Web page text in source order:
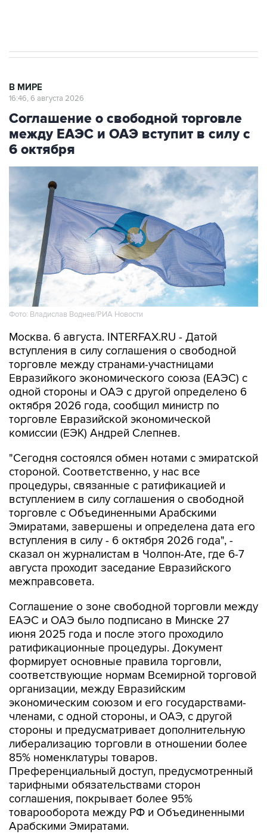
В МИРЕ
16:46, 6 августа 2026
Соглашение о свободной торговле
между ЕАЭС и ОАЭ вступит в силу с
6 октября
Фото: Владислав Воднев/РИА Новости
Москва. 6 августа. INTERFAX.RU - Датой
вступления в силу соглашения о свободной
торговле между странами-участницами
Евразийкого экономического союза (ЕАЭС) с
одной стороны и ОАЭ с другой определено 6
октября 2026 года, сообщил министр по
торговле Евразийской экономической
комиссии (ЕЭК) Андрей Слепнев.
"Сегодня состоялся обмен нотами с эмиратской
стороной. Соответственно, у нас все
процедуры, связанные с ратификацией и
вступлением в силу соглашения о свободной
торговле с Объединенными Арабскими
Эмиратами, завершены и определена дата его
вступления в силу - 6 октября 2026 года", -
сказал он журналистам в Чолпон-Ате, где 6-7
августа проходит заседание Евразийского
межправсовета.
Соглашение о зоне свободной торговли между
ЕАЭС и ОАЭ было подписано в Минске 27
июня 2025 года и после этого проходило
ратификационные процедуры. Документ
формирует основные правила торговли,
соответствующие нормам Всемирной торговой
организации, между Евразийским
экономическим союзом и его государствами-
членами, с одной стороны, и ОАЭ, с другой
стороны и предусматривает дополнительную
либерализацию торговли в отношении более
85% номенклатуры товаров.
Преференциальный доступ, предусмотренный
тарифными обязательствами сторон
соглашения, покрывает более 95%
товарооборота между РФ и Объединенными
Арабскими Эмиратами.